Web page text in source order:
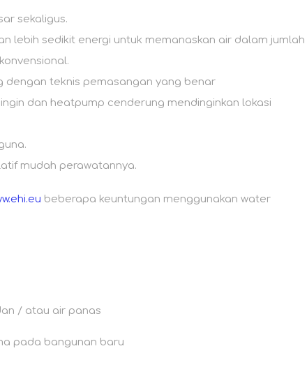
sekaligus.
lebih sedikit energi untuk memanaskan air dalam jumlah
dengan teknis pemasangan yang benar
dan heatpump cenderung mendinginkan lokasi
mudah perawatannya.
beberapa keuntungan menggunakan water
/ atau air panas
pada bangunan baru